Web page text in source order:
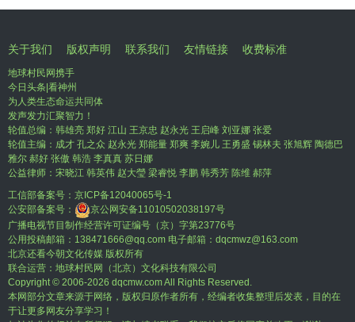
关于我们 版权声明 联系我们 友情链接 收费标准
地球村民网携手
今日头条|看神州
为人类生态命运共同体
发声发力汇聚智力！
轮值总编：韩雄亮 郑好 江山 王京忠 赵永光 王启峰 刘亚娜 张爱
轮值主编：成才 孔之众 赵永光 郑能量 郑爽 李婉儿 王勇盛 锡林夫 张旭辉 陶德巴
雅尔 郝好 张傲 韩浩 李真真 苏日娜
公益律师：宋晓江 韩英伟 赵大瑩 梁睿悦 李鹏 韩秀芳 陈维 郝萍
工信部备案号： 京ICP备12040065号-1
公安部备案号：
京公网安备11010502038197号
广播电视节目制作经营许可证编号（京）字第23776号
公用投稿邮箱：138471666@qq.com 电子邮箱：dqcmwz@163.com
北京还看今朝文化传媒 版权所有
联合运营：地球村民网（北京）文化科技有限公司
Copyright © 2006-2026 dqcmw.com All Rights Reserved.
本网部分文章来源于网络，版权归原作者所有，经编者收集整理后发表，目的在
于让更多网友分享学习！